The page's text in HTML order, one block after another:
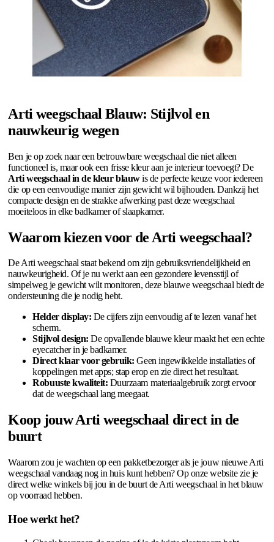
Arti weegschaal Blauw: Stijlvol en
nauwkeurig wegen
Ben je op zoek naar een betrouwbare weegschaal die niet alleen
functioneel is, maar ook een frisse kleur aan je interieur toevoegt? De
Arti weegschaal in de kleur blauwis de perfecte keuze voor iedereen
die op een eenvoudige manier zijn gewicht wil bijhouden. Dankzij het
compacte design en de strakke afwerking past deze weegschaal
moeiteloos in elke badkamer of slaapkamer.
Waarom kiezen voor de Arti weegschaal?
De Arti weegschaal staat bekend om zijn gebruiksvriendelijkheid en
nauwkeurigheid. Of je nu werkt aan een gezondere levensstijl of
simpelweg je gewicht wilt monitoren, deze blauwe weegschaal biedt de
ondersteuning die je nodig hebt.
Helder display: De cijfers zijn eenvoudig af te lezen vanaf het
scherm.
Stijlvol design: De opvallende blauwe kleur maakt het een echte
eyecatcher in je badkamer.
Direct klaar voor gebruik: Geen ingewikkelde installaties of
koppelingen met apps; stap erop en zie direct het resultaat.
Robuuste kwaliteit: Duurzaam materiaalgebruik zorgt ervoor
dat de weegschaal lang meegaat.
Koop jouw Arti weegschaal direct in de
buurt
Waarom zou je wachten op een pakketbezorger als je jouw nieuwe Arti
weegschaal vandaag nog in huis kunt hebben? Op onze website zie je
direct welke winkels bij jou in de buurt de Arti weegschaal in het blauw
op voorraad hebben.
Hoe werkt het?